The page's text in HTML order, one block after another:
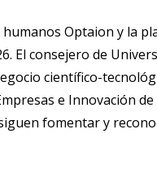
Optaion y la
El consejero de
científico-
e Innovación
fomentar y